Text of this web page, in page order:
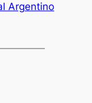
Argentino